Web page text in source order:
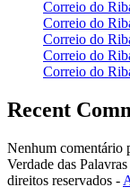
Correio do
Correio do
Correio do
Correio do
Correio do
Recent
Nenhum comentário
Verdade das
direitos reservados -